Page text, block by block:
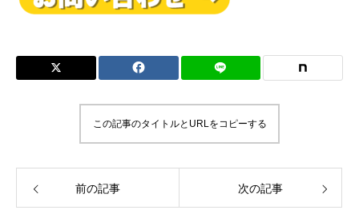
この記事のタイトルとURLをコピーする
前の記事 次の記事